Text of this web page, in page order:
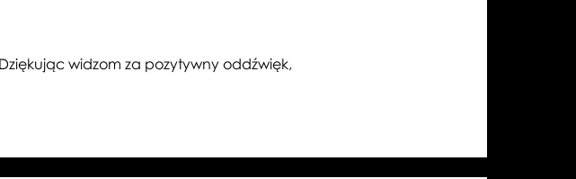
widzom za pozytywny oddźwięk,